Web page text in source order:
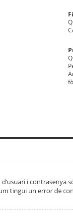
i
tingui un error de